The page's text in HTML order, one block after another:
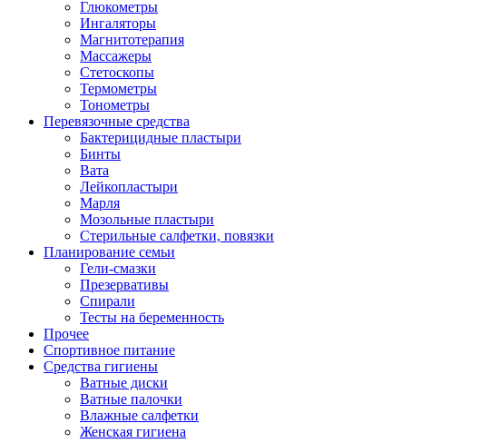
Глюкометры
Ингаляторы
Магнитотерапия
Массажеры
Стетоскопы
Термометры
Тонометры
Перевязочные средства
Бактерицидные пластыри
Бинты
Вата
Лейкопластыри
Марля
Мозольные пластыри
Стерильные салфетки, повязки
Планирование семьи
Гели-смазки
Презервативы
Спирали
Тесты на беременность
Прочее
Спортивное питание
Средства гигиены
Ватные диски
Ватные палочки
Влажные салфетки
Женская гигиена